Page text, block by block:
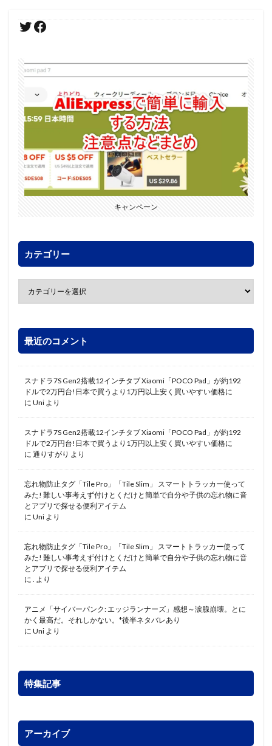
キャンペーン
カテゴリー
最近のコメント
スナドラ7S Gen2搭載12インチタブ Xiaomi「POCO Pad」が約192
ドルで2万円台!日本で買うより1万円以上安く買いやすい価格に
に Uni より
スナドラ7S Gen2搭載12インチタブ Xiaomi「POCO Pad」が約192
ドルで2万円台!日本で買うより1万円以上安く買いやすい価格に
に 通りすがり より
忘れ物防止タグ「Tile Pro」「Tile Slim」 スマートトラッカー使って
みた! 難しい事考えず付けとくだけと簡単で自分や子供の忘れ物に音
とアプリで探せる便利アイテム
に Uni より
忘れ物防止タグ「Tile Pro」「Tile Slim」 スマートトラッカー使って
みた! 難しい事考えず付けとくだけと簡単で自分や子供の忘れ物に音
とアプリで探せる便利アイテム
に
より
アニメ「サイバーパンク: エッジランナーズ」感想～涙腺崩壊。とに
かく最高だ。それしかない。*後半ネタバレあり
に Uni より
特集記事
アーカイブ